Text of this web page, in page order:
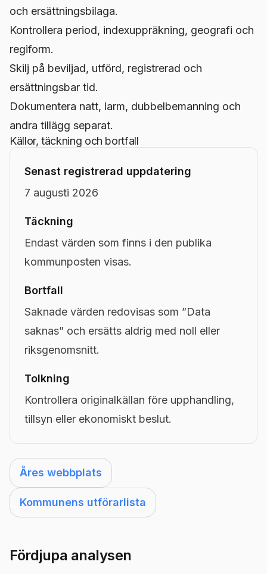
och ersättningsbilaga.
Kontrollera period, indexuppräkning, geografi och
regiform.
Skilj på beviljad, utförd, registrerad och
ersättningsbar tid.
Dokumentera natt, larm, dubbelbemanning och
andra tillägg separat.
Källor, täckning och bortfall
Senast registrerad uppdatering
7 augusti 2026
Täckning
Endast värden som finns i den publika
kommunposten visas.
Bortfall
Saknade värden redovisas som ”Data
saknas” och ersätts aldrig med noll eller
riksgenomsnitt.
Tolkning
Kontrollera originalkällan före upphandling,
tillsyn eller ekonomiskt beslut.
Åres webbplats
Kommunens utförarlista
Fördjupa analysen